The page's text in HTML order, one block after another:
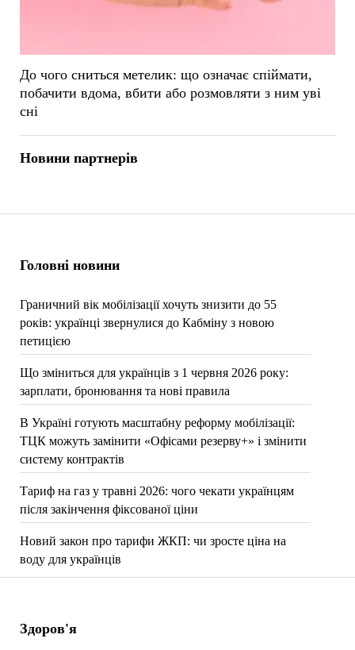
Головні новини
Граничний вік мобілізації хочуть знизити до 55
років: українці звернулися до Кабміну з новою
петицією
Що зміниться для українців з 1 червня 2026 року:
зарплати, бронювання та нові правила
В Україні готують масштабну реформу мобілізації:
ТЦК можуть замінити «Офісами резерву+» і змінити
систему контрактів
Тариф на газ у травні 2026: чого чекати українцям
після закінчення фіксованої ціни
Новий закон про тарифи ЖКП: чи зросте ціна на
воду для українців
До чого сниться метелик: що означає спіймати,
побачити вдома, вбити або розмовляти з ним уві
сні
Новини партнерів
Здоров'я